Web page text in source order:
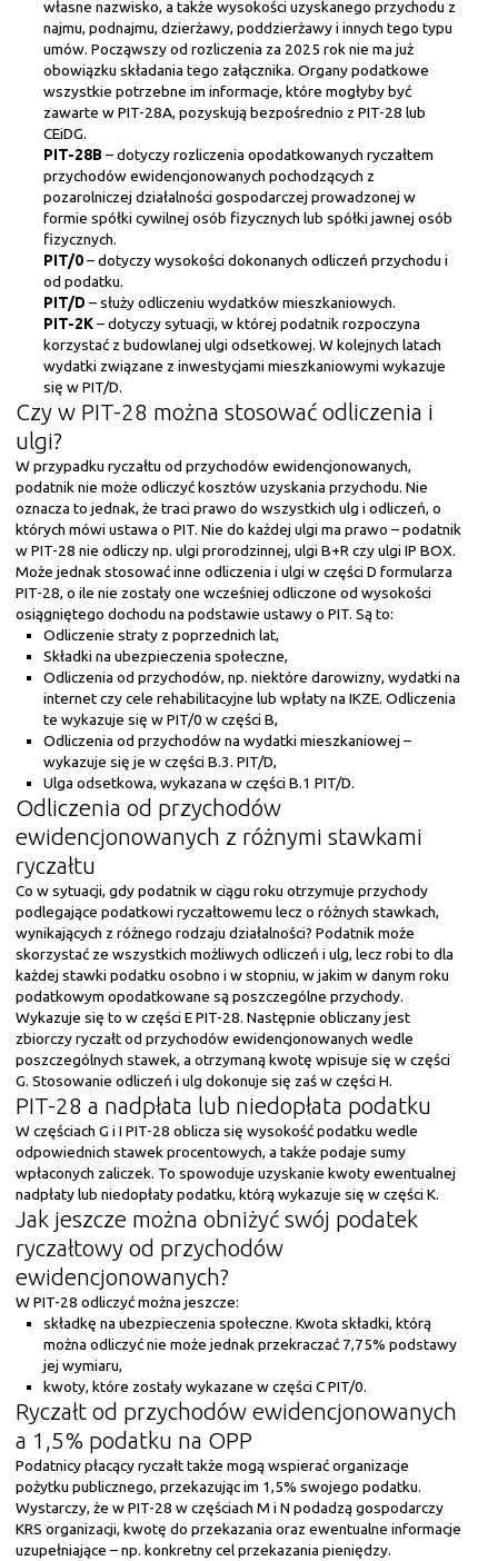
własne nazwisko, a także wysokości uzyskanego przychodu z
najmu, podnajmu, dzierżawy, poddzierżawy i innych tego typu
umów. Począwszy od rozliczenia za 2025 rok nie ma już
obowiązku składania tego załącznika. Organy podatkowe
wszystkie potrzebne im informacje, które mogłyby być
zawarte w PIT-28A, pozyskują bezpośrednio z PIT-28 lub
CEiDG.
PIT-28B – dotyczy rozliczenia opodatkowanych ryczałtem
przychodów ewidencjonowanych pochodzących z
pozarolniczej działalności gospodarczej prowadzonej w
formie spółki cywilnej osób fizycznych lub spółki jawnej osób
fizycznych.
PIT/0– dotyczy wysokości dokonanych odliczeń przychodu i
od podatku.
PIT/D – służy odliczeniu wydatków mieszkaniowych.
PIT-2K– dotyczy sytuacji, w której podatnik rozpoczyna
korzystać z budowlanej ulgi odsetkowej. W kolejnych latach
wydatki związane z inwestycjami mieszkaniowymi wykazuje
się w PIT/D.
Czy w PIT-28 można stosować odliczenia i
ulgi?
W przypadku ryczałtu od przychodów ewidencjonowanych,
podatnik nie może odliczyć kosztów uzyskania przychodu. Nie
oznacza to jednak, że traci prawo do wszystkich ulg i odliczeń, o
których mówi ustawa o PIT. Nie do każdej ulgi ma prawo – podatnik
w PIT-28 nie odliczy np. ulgi prorodzinnej, ulgi B+R czy ulgi IP BOX.
Może jednak stosować inne odliczenia i ulgi w części D formularza
PIT-28, o ile nie zostały one wcześniej odliczone od wysokości
osiągniętego dochodu na podstawie ustawy o PIT. Są to:
Odliczenie straty z poprzednich lat,
Składki na ubezpieczenia społeczne,
Odliczenia od przychodów, np. niektóre darowizny, wydatki na
internet czy cele rehabilitacyjne lub wpłaty na IKZE. Odliczenia
te wykazuje się w PIT/0 w części B,
Odliczenia od przychodów na wydatki mieszkaniowej –
wykazuje się je w części B.3. PIT/D,
Ulga odsetkowa, wykazana w części B.1 PIT/D.
Odliczenia od przychodów
ewidencjonowanych z różnymi stawkami
ryczałtu
Co w sytuacji, gdy podatnik w ciągu roku otrzymuje przychody
podlegające podatkowi ryczałtowemu lecz o różnych stawkach,
wynikających z różnego rodzaju działalności? Podatnik może
skorzystać ze wszystkich możliwych odliczeń i ulg, lecz robi to dla
każdej stawki podatku osobno i w stopniu, w jakim w danym roku
podatkowym opodatkowane są poszczególne przychody.
Wykazuje się to w części E PIT-28. Następnie obliczany jest
zbiorczy ryczałt od przychodów ewidencjonowanych wedle
poszczególnych stawek, a otrzymaną kwotę wpisuje się w części
G. Stosowanie odliczeń i ulg dokonuje się zaś w części H.
PIT-28 a nadpłata lub niedopłata podatku
W częściach G i I PIT-28 oblicza się wysokość podatku wedle
odpowiednich stawek procentowych, a także podaje sumy
wpłaconych zaliczek. To spowoduje uzyskanie kwoty ewentualnej
nadpłaty lub niedopłaty podatku, którą wykazuje się w części K.
Jak jeszcze można obniżyć swój podatek
ryczałtowy od przychodów
ewidencjonowanych?
W PIT-28 odliczyć można jeszcze:
składkę na ubezpieczenia społeczne. Kwota składki, którą
można odliczyć nie może jednak przekraczać 7,75% podstawy
jej wymiaru,
kwoty, które zostały wykazane w części C PIT/0.
Ryczałt od przychodów ewidencjonowanych
a 1,5% podatku na OPP
Podatnicy płacący ryczałt także mogą wspierać organizacje
pożytku publicznego, przekazując im 1,5% swojego podatku.
Wystarczy, że w PIT-28 w częściach M i N podadzą gospodarczy
KRS organizacji, kwotę do przekazania oraz ewentualne informacje
uzupełniające – np. konkretny cel przekazania pieniędzy.